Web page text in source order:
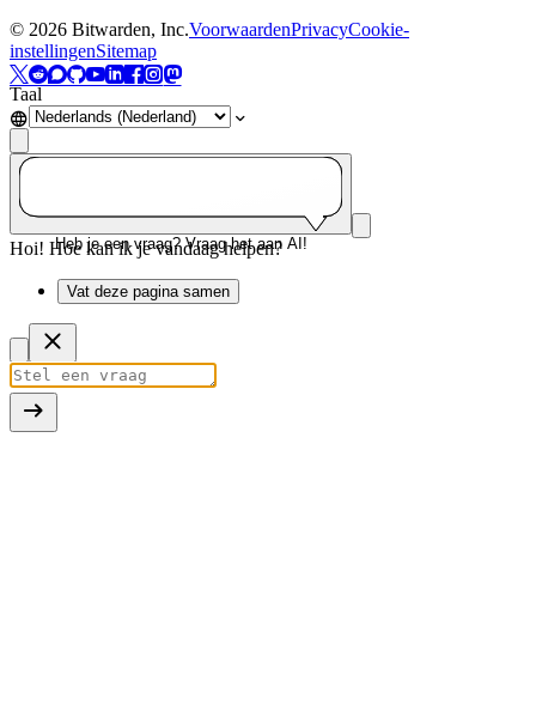
© 2026 Bitwarden, Inc.VoorwaardenPrivacyCookie-
instellingenSitemap
Taal
Heb je een vraag? Vraag het aan AI!
Hoi! Hoe kan ik je vandaag helpen?
Vat deze pagina samen